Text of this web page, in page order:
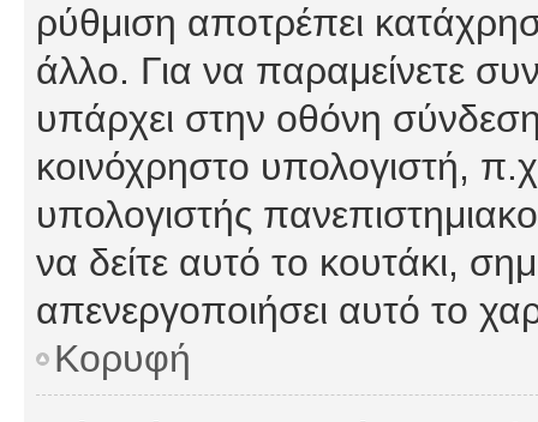
ρύθμιση αποτρέπει
άλλο. Για να παραμείνετε
υπάρχει στην οθόνη
κοινόχρηστο υπολογιστή,
υπολογιστής
να δείτε αυτό το κουτάκι,
απενεργοποιήσει αυτό το
Κορυφή